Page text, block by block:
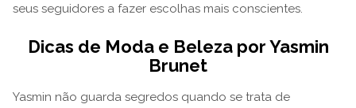
seus seguidores a fazer escolhas mais conscientes.
Dicas de Moda e Beleza por Yasmin
Brunet
Yasmin não guarda segredos quando se trata de